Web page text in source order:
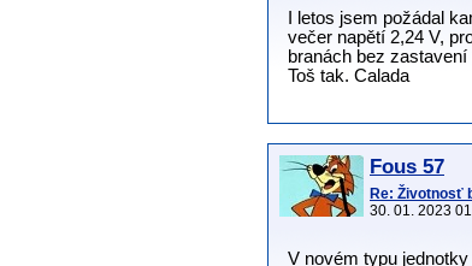
I letos jsem požádal
večer napětí 2,24 V,
branách bez
Toš tak. Calada
Fous 57
Re: Životnosť
30. 01. 2023
V novém typu